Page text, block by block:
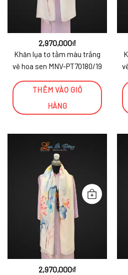
2,970,000₫
Khăn lụa tơ tằm màu trắng
vẽ hoa sen MNV-PT70180/19
THÊM VÀO GIỎ
HÀNG
2,970,000₫